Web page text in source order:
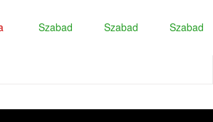
Szabad Szabad Szabad